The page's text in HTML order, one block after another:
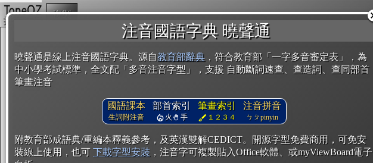
注音國語字典 曉聲通
曉聲通是線上注音國語字典。源自教育部辭典 ，符合教育部「一字多音審定表」，為
中小學考試標準，全文配「多音注音字型」，支援 自動斷詞速查、查造詞、查同部首
筆畫注音
國語課本
生詞附注音
部首索引
火 手
筆畫索引
１２３４
注音拼音
ㄅㄆpinyin
附教育部成語典/重編本釋義參考，及英漢雙解CEDICT。開源字型免費商用，可免安
裝線上使用，也可 下載字型安裝 ，注音字可複製貼入Office軟體、或myViewBoard電子
複製